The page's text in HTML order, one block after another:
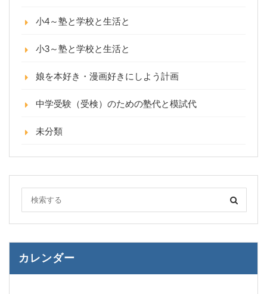
小4～塾と学校と生活と
小3～塾と学校と生活と
娘を本好き・漫画好きにしよう計画
中学受験（受検）のための塾代と模試代
未分類
カレンダー